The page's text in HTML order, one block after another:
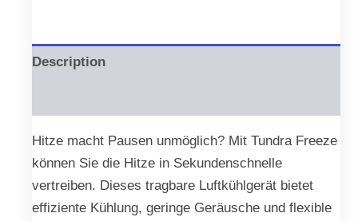
Description
Hitze macht Pausen unmöglich? Mit Tundra Freeze
können Sie die Hitze in Sekundenschnelle
vertreiben. Dieses tragbare Luftkühlgerät bietet
effiziente Kühlung, geringe Geräusche und flexible